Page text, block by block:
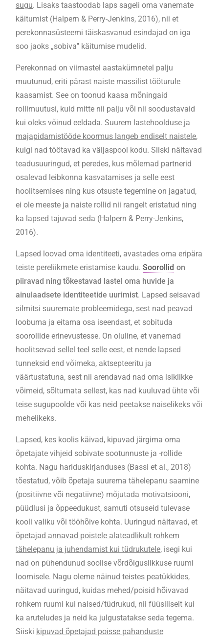
sugu. Lisaks taastoodab laps sageli oma vanemate
käitumist (Halpern & Perry-Jenkins, 2016), nii et
perekonnasüsteemi täiskasvanud esindajad on iga
soo jaoks „sobiva‟ käitumise mudelid.
Perekonnad on viimastel aastakümnetel palju
muutunud, eriti pärast naiste massilist tööturule
kaasamist. See on toonud kaasa mõningaid
rollimuutusi, kuid mitte nii palju või nii soodustavaid
kui oleks võinud eeldada. Suurem lastehoolduse ja
majapidamistööde koormus langeb endiselt naistele,
kuigi nad töötavad ka väljaspool kodu. Siiski näitavad
teadusuuringud, et peredes, kus mõlemad partnerid
osalevad leibkonna kasvatamises ja selle eest
hoolitsemises ning kus otsuste tegemine on jagatud,
ei ole meeste ja naiste rollid nii rangelt eristatud ning
ka lapsed tajuvad seda (Halpern & Perry-Jenkins,
2016).
Lapsed loovad oma identiteeti, avastades oma eripära
teiste pereliikmete eristamise kaudu. Soorollid on
piiravad ning tõkestavad lastel oma huvide ja
ainulaadsete identiteetide uurimist. Lapsed seisavad
silmitsi suuremate probleemidega, sest nad peavad
loobuma ja eitama osa iseendast, et sobituda
soorollide erinevustesse. On oluline, et vanemad
hoolitsevad sellel teel selle eest, et nende lapsed
tunneksid end võimeka, aktsepteeritu ja
väärtustatuna, sest nii arendavad nad oma isiklikke
võimeid, sõltumata sellest, kas nad kuuluvad ühte või
teise sugupoolde või kas neid peetakse naiselikeks või
mehelikeks.
Lapsed, kes koolis käivad, kipuvad järgima oma
õpetajate vihjeid sobivate sootunnuste ja -rollide
kohta. Nagu hariduskirjanduses (Bassi et al., 2018)
tõestatud, võib õpetaja suurema tähelepanu saamine
(positiivne või negatiivne) mõjutada motivatsiooni,
püüdlusi ja õppeedukust, samuti otsuseid tulevase
kooli valiku või tööhõive kohta. Uuringud näitavad, et
õpetajad annavad poistele alateadlikult rohkem
tähelepanu ja juhendamist kui tüdrukutele, isegi kui
nad on pühendunud soolise võrdõiguslikkuse ruumi
loomisele. Nagu oleme näinud teistes peatükkides,
näitavad uuringud, kuidas mehed/poisid hõivavad
rohkem ruumi kui naised/tüdrukud, nii füüsiliselt kui
ka aruteludes ja neid ka julgustatakse seda tegema.
Siiski kipuvad õpetajad poisse pahanduste